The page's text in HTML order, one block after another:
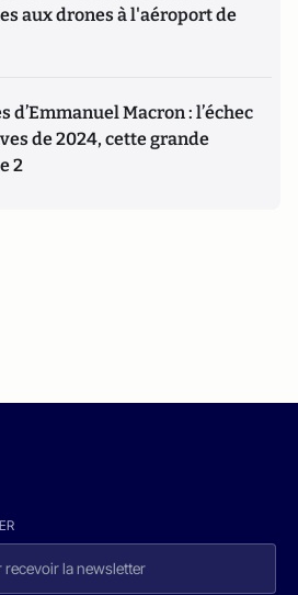
aux drones à l'aéroport de
d’Emmanuel Macron : l’échec
de 2024, cette grande
2